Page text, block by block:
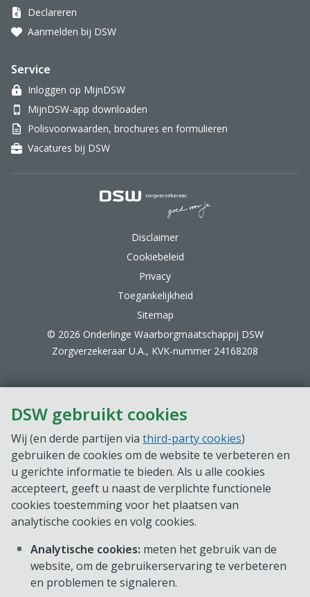
DSW gebruikt cookies
Wij (en derde partijen via third-party cookies)
gebruiken de cookies om de website te verbeteren en
u gerichte informatie te bieden. Als u alle cookies
accepteert, geeft u naast de verplichte functionele
cookies toestemming voor het plaatsen van
analytische cookies en volg cookies.
Analytische cookies: meten het gebruik van de
website, om de gebruikerservaring te verbeteren
en problemen te signaleren.
Declareren
Aanmelden bij DSW
Service
Inloggen op MijnDSW
MijnDSW-app downloaden
Polisvoorwaarden, brochures en formulieren
Vacatures bij DSW
Disclaimer
Cookiebeleid
Privacy
Toegankelijkheid
Sitemap
© 2026 Onderlinge Waarborgmaatschappij DSW
Zorgverzekeraar U.A., KVK-nummer 24168208